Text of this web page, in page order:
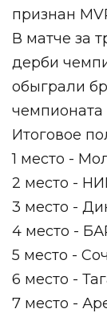
признан
В матче за
дерби
обыграли
Итоговое
1 место -
2 место -
3 место -
4 место -
5 место -
6 место -
7 место -